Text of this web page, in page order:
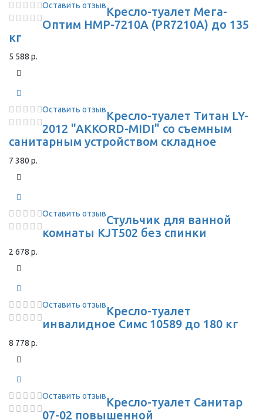
Оставить отзывКресло-туалет Мега-
Оптим HMP-7210A (PR7210A) до 135
кг
5 588 р.
Оставить отзывКресло-туалет Титан LY-
2012 "AKKORD-MIDI" со съемным
санитарным устройством складное
7 380 р.
Оставить отзывСтульчик для ванной
комнаты KJT502 без спинки
2 678 р.
Оставить отзывКресло-туалет
инвалидное Симс 10589 до 180 кг
8 778 р.
Оставить отзывКресло-туалет Санитар
07-02 повышенной